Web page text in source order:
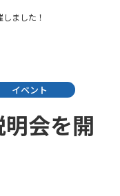
ました！
イベント
会を開